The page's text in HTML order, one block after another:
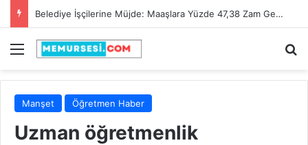
Adana Büyükşehir Belediyesi 90 İtfaiye Eri Alacak! Son Başvuru Tarihi 28 Şubat 2025
Menü
Manşet Öğretmen Haber
Uzman öğretmenlik